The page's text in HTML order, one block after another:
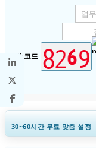
보안 코드
30~60시간무료 맞춤 설정